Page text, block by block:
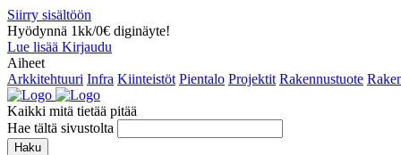
Siirry sisältöön
Hyödynnä 1kk/0€ diginäyte!
Lue lisää Kirjaudu
Aiheet
Arkkitehtuuri Infra Kiinteistöt Pientalo Projektit Rakennustuote
Kaikki mitä tietää pitää
Hae tältä sivustolta
Haku